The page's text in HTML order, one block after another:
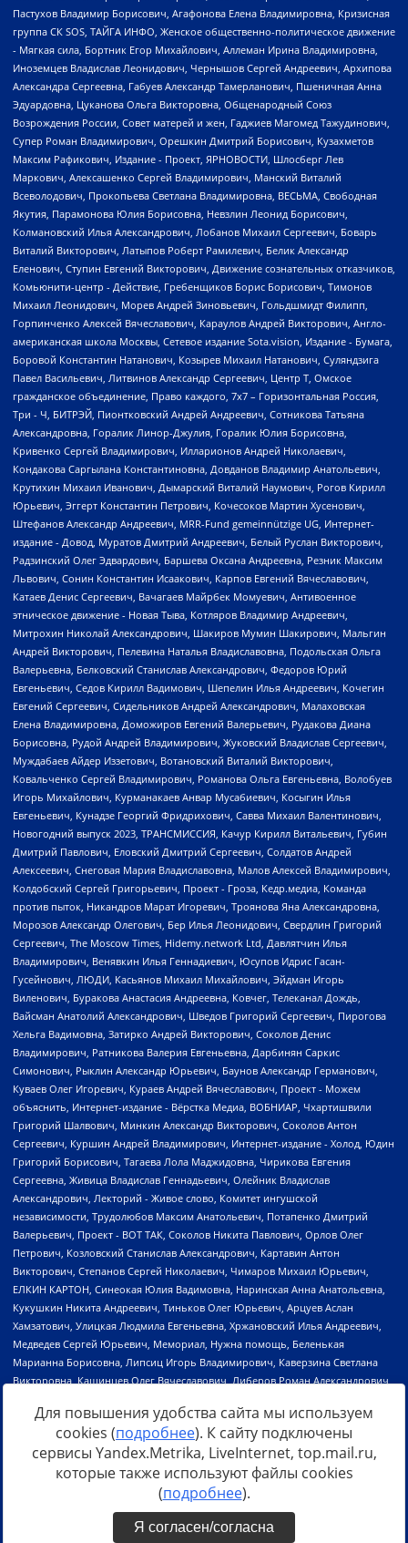
Источник:https://minjust.gov.ru/uploaded/files/reestr-
inostrannyih-agentov-22-03-2024.pdfданные на22.03.2024
Для повышения удобства сайта мы используем
cookies (подробнее). К сайту подключены
сервисы Yandex.Metrika, LiveInternet, top.mail.ru,
которые также используют файлы cookies
(подробнее).
Я согласен/согласна